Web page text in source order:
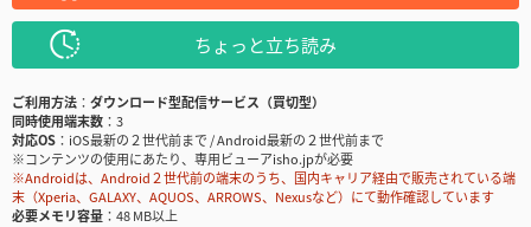
ちょっと立ち読み
ご利用方法
ダウンロード型配信サービス（買切型）
同時使用端末数
3
対応OS
iOS最新の２世代前まで / Android最新の２世代前まで
※コンテンツの使用にあたり、専用ビューアisho.jpが必要
※Androidは、Android２世代前の端末のうち、国内キャリア経由で販売されている端
末（Xperia、GALAXY、AQUOS、ARROWS、Nexusなど）にて動作確認しています
必要メモリ容量
48 MB以上